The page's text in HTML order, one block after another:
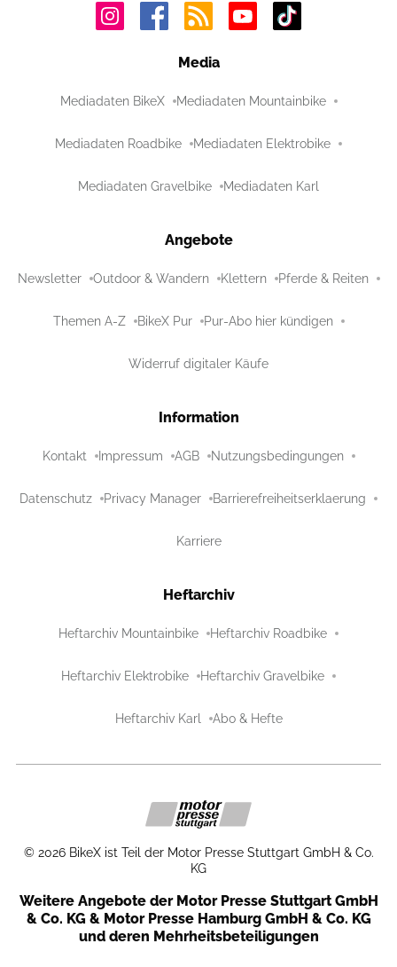
Media
Mediadaten BikeX Mediadaten Mountainbike
Mediadaten Roadbike Mediadaten Elektrobike
Mediadaten Gravelbike Mediadaten Karl
Angebote
Newsletter Outdoor & Wandern Klettern Pferde & Reiten
Themen A-Z BikeX Pur Pur-Abo hier kündigen
Widerruf digitaler Käufe
Information
Kontakt Impressum AGB Nutzungsbedingungen
Datenschutz Privacy Manager Barrierefreiheitserklaerung
Karriere
Heftarchiv
Heftarchiv Mountainbike Heftarchiv Roadbike
Heftarchiv Elektrobike Heftarchiv Gravelbike
Heftarchiv Karl Abo & Hefte
© 2026 BikeX ist Teil der Motor Presse Stuttgart GmbH & Co.
KG
Weitere Angebote der Motor Presse Stuttgart GmbH
& Co. KG & Motor Presse Hamburg GmbH & Co. KG
und deren Mehrheitsbeteiligungen